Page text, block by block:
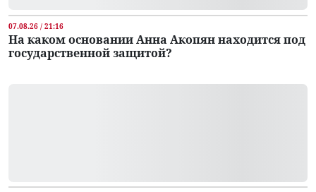
07.08.26 / 21:16
На каком основании Анна Акопян находится под
государственной защитой?